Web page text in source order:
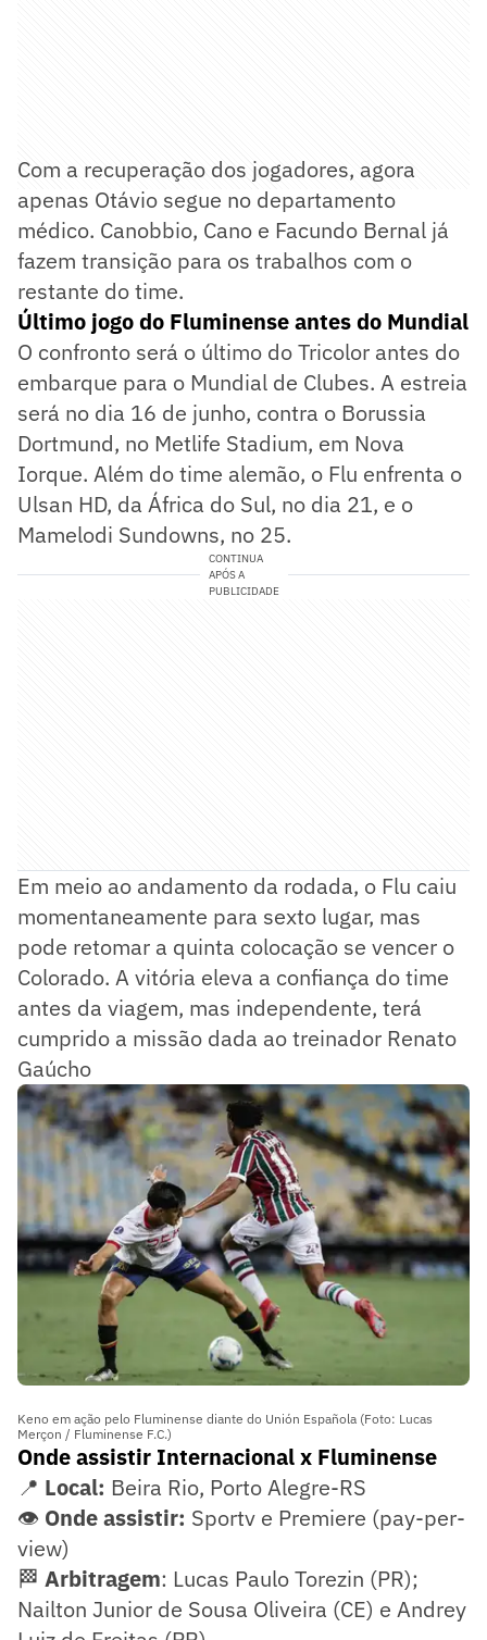
Com a recuperação dos jogadores, agora
apenas Otávio segue no departamento
médico. Canobbio, Cano e Facundo Bernal já
fazem transição para os trabalhos com o
restante do time.
Último jogo do Fluminense antes do Mundial
O confronto será o último do Tricolor antes do
embarque para o Mundial de Clubes. A estreia
será no dia 16 de junho, contra o Borussia
Dortmund, no Metlife Stadium, em Nova
Iorque. Além do time alemão, o Flu enfrenta o
Ulsan HD, da África do Sul, no dia 21, e o
Mamelodi Sundowns, no 25.
CONTINUA
APÓS A
PUBLICIDADE
Em meio ao andamento da rodada, o Flu caiu
momentaneamente para sexto lugar, mas
pode retomar a quinta colocação se vencer o
Colorado. A vitória eleva a confiança do time
antes da viagem, mas independente, terá
cumprido a missão dada ao treinador Renato
Gaúcho
Keno em ação pelo Fluminense diante do Unión Española (Foto: Lucas
Merçon / Fluminense F.C.)
Onde assistir Internacional x Fluminense
📍 Local: Beira Rio, Porto Alegre-RS
👁️ Onde assistir: Sportv e Premiere (pay-per-
view)
🏁 Arbitragem: Lucas Paulo Torezin (PR);
Nailton Junior de Sousa Oliveira (CE) e Andrey